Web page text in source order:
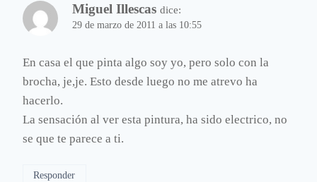
Miguel Illescas dice:
29 de marzo de 2011 a las 10:55
En casa el que pinta algo soy yo, pero solo con la
brocha, je,je. Esto desde luego no me atrevo ha
hacerlo.
La sensación al ver esta pintura, ha sido electrico, no
se que te parece a ti.
Responder